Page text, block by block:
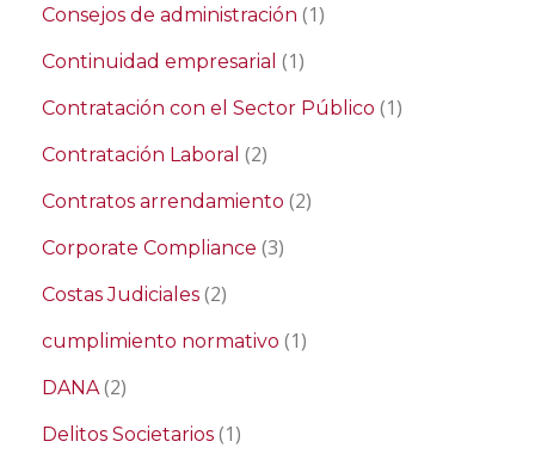
Consejos de administración (1)
Continuidad empresarial (1)
Contratación con el Sector Público (1)
Contratación Laboral (2)
Contratos arrendamiento (2)
Corporate Compliance (3)
Costas Judiciales (2)
cumplimiento normativo (1)
DANA(2)
Delitos Societarios (1)